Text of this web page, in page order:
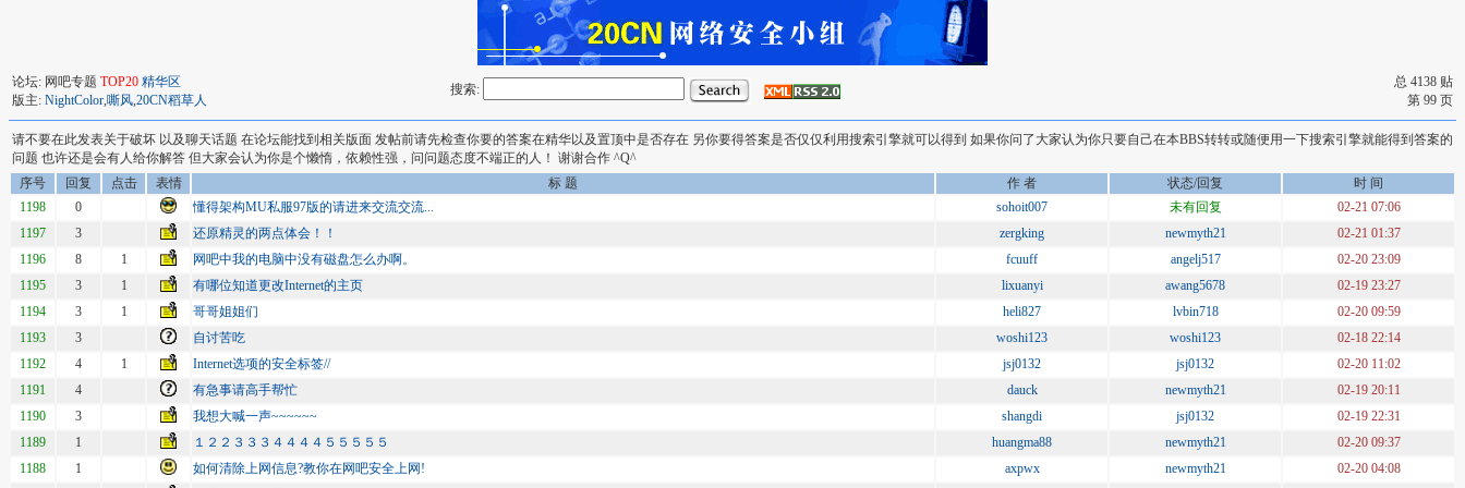
论坛: 网吧专题 TOP20 精华区
版主: NightColor,嘶风,20CN稻草人
搜索:
总 4138 贴
第 99 页
请不要在此发表关于破坏 以及聊天话题 在论坛能找到相关版面 发帖前请先检查你要的答案在精华以及置顶中是否存在 另你要得答案是否仅仅利用搜索引擎就可以得到 如果你问了大家认为你只要自己在本BBS转转或随便用一下搜索引擎就能得到答案的
问题 也许还是会有人给你解答 但大家会认为你是个懒惰，依赖性强，问问题态度不端正的人！ 谢谢合作 ^Q^
序号
回复 点击 表情 标 题 作 者 状态/回复
时 间
1198
0 懂得架构MU私服97版的请进来交流交流... sohoit007 未有回复
02-21 07:06
1197
3 还原精灵的两点体会！！ zergking newmyth21
02-21 01:37
1196
8 1 网吧中我的电脑中没有磁盘怎么办啊。 fcuuff angelj517
02-20 23:09
1195
3 1 有哪位知道更改Internet的主页 lixuanyi awang5678
02-19 23:27
1194
3 1 哥哥姐姐们 heli827 lvbin718
02-20 09:59
1193
3 自讨苦吃 woshi123 woshi123
02-18 22:14
1192
4 1 Internet选项的安全标签// jsj0132 jsj0132
02-20 11:02
1191
4 有急事请高手帮忙 dauck newmyth21
02-19 20:11
1190
3 我想大喊一声~~~~~~ shangdi jsj0132
02-19 22:31
1189
1 １２２３３３４４４４５５５５５ huangma88 newmyth21
02-20 09:37
1188
1 如何清除上网信息?教你在网吧安全上网! axpwx newmyth21
02-20 04:08